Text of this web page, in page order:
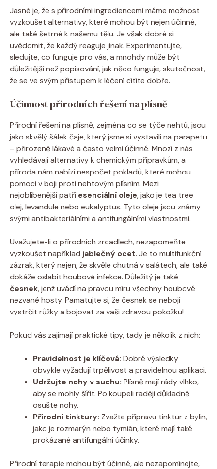
Jasné je, že s přírodními ingrediencemi máme možnost
vyzkoušet alternativy, které mohou být nejen účinné,
ale také šetrné k našemu tělu. Je však dobré si
uvědomit, že každý reaguje jinak. Experimentujte,
sledujte, co funguje pro vás, a mnohdy může být
důležitější než popisování, jak něco funguje, skutečnost,
že se ve svým přístupem k léčení cítíte dobře.
Účinnost přírodních řešení na plísně
Přírodní řešení na plísně, zejména co se týče nehtů, jsou
jako skvělý šálek čaje, který jsme si vystavili na parapetu
– přirozeně lákavé a často velmi účinné. Mnozí z nás
vyhledávají alternativy k chemickým přípravkům, a
příroda nám nabízí nespočet pokladů, které mohou
pomoci v boji proti nehtovým plísním. Mezi
nejoblíbenější patří esenciální oleje, jako je tea tree
olej, levandule nebo eukalyptus. Tyto oleje jsou známy
svými antibakteriálními a antifungálními vlastnostmi.
Uvažujete-li o přírodních zrcadlech, nezapomeňte
vyzkoušet například jablečný ocet. Je to multifunkční
zázrak, který nejen, že skvěle chutná v salátech, ale také
dokáže oslabit houbové infekce. Důležitý je také
česnek, jenž uvádí na pravou míru všechny houbové
nezvané hosty. Pamatujte si, že česnek se nebojí
vystrčit růžky a bojovat za vaši zdravou pokožku!
Pokud vás zajímají praktické tipy, tady je několik z nich:
Pravidelnost je klíčová: Dobré výsledky
obvykle vyžadují trpělivost a pravidelnou aplikaci.
Udržujte nohy v suchu: Plísně mají rády vlhko,
aby se mohly šířit. Po koupeli raději důkladně
osušte nohy.
Přírodní tinktury: Zvažte přípravu tinktur z bylin,
jako je rozmarýn nebo tymián, které mají také
prokázané antifungální účinky.
Přírodní terapie mohou být účinné, ale nezapomínejte,